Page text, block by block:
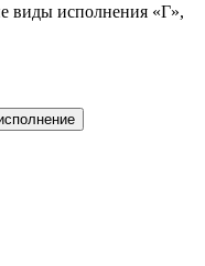
виды исполнения «Г»,